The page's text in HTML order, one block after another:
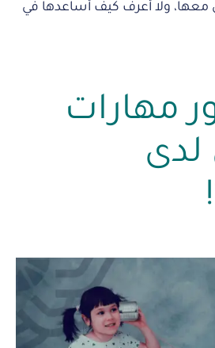
معها، ولا أعرف كيف أساعدها في
مهارات
لدى